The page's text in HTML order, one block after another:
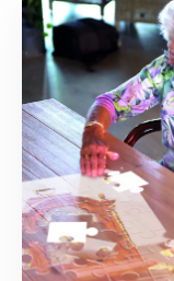
Lees
meer